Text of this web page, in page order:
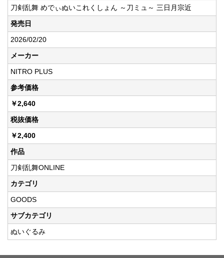
刀剣乱舞 めでぃぬいこれくしょん ～刀ミュ～ 三日月宗近
発売日
2026/02/20
メーカー
NITRO PLUS
参考価格
￥2,640
税抜価格
￥2,400
作品
刀剣乱舞ONLINE
カテゴリ
GOODS
サブカテゴリ
ぬいぐるみ